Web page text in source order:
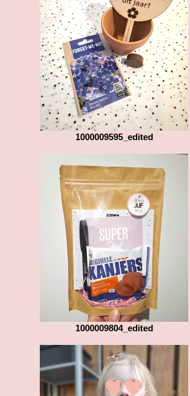
1000009595_edited
1000009804_edited